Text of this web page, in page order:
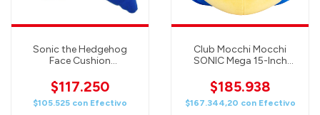
Sonic the Hedgehog
Face Cushion
$117.250
$105.525 con Efectivo
Club Mocchi Mocchi
SONIC Mega 15-Inch
$185.938
$167.344,20 con Efectivo